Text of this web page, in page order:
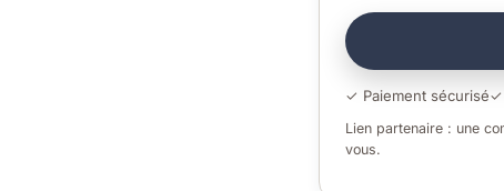
✓ Paiement sécurisé✓
Lien partenaire : une
vous.